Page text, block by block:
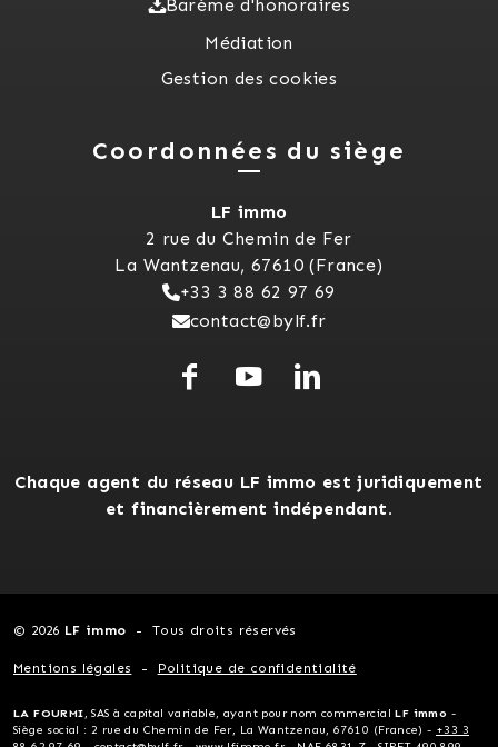
Barème d'honoraires
Médiation
Gestion des cookies
Coordonnées du siège
LF immo
2 rue du Chemin de Fer
La Wantzenau, 67610 (France)
+33 3 88 62 97 69
contact@bylf.fr
Chaque agent du réseau LF immo est juridiquement
et financièrement indépendant.
© 2026 LF immo Tous droits réservés
Mentions légales Politique de confidentialité
LA FOURMI, SAS à capital variable, ayant pour nom commercialLF immo -
Siège social : 2 rue du Chemin de Fer, La Wantzenau, 67610 (France) - +33 3